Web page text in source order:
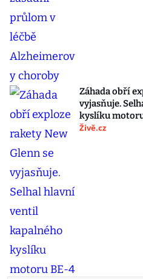
Záhada obří
vyjasňuje.
kyslíku
Živě.cz